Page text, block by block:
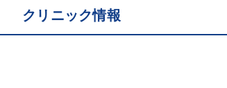
クリニック情報